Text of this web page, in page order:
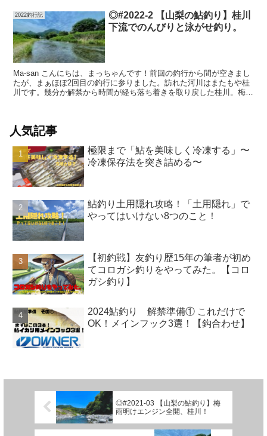
2022釣行記
◎#2022-2 【山梨の鮎釣り】桂川
下流でのんびりと泳がせ釣り。
Ma-san こんにちは、まっちゃんです！前回の釣行から間が空きまし
たが、まぁほぼ2回目の釣行に参りました。訪れた河川はまたもや桂
川です。幾分か解禁から時間が経ち落ち着きを取り戻した桂川。梅雨
人気記事
極限まで「鮎を美味しく冷凍する」〜
冷凍保存法を突き詰める〜
鮎釣り土用隠れ攻略！「土用隠れ」で
やってはいけない8つのこと！
【初釣戦】友釣り歴15年の筆者が初め
てコロガシ釣りをやってみた。【コロ
ガシ釣り】
2024鮎釣り 解禁準備① これだけで
OK！メインフック3選！【鈎合わせ】
◎#2021-03 【山梨の鮎釣り】梅
雨明けエンジン全開、桂川！